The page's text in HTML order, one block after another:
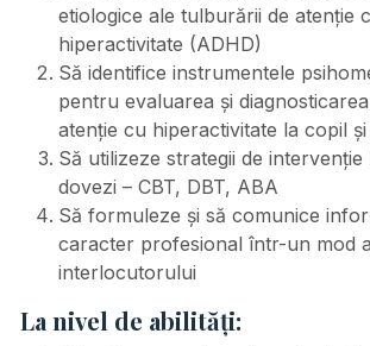
etiologice ale tulburării de atenție
hiperactivitate (ADHD)
Să identifice instrumentele
pentru evaluarea și
atenție cu hiperactivitate la copil
Să utilizeze strategii de intervenție
dovezi – CBT, DBT, ABA
Să formuleze și să comunice
caracter profesional într-un mod
interlocutorului
La nivel de abilități: